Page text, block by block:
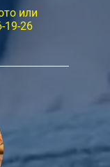
или
19-26